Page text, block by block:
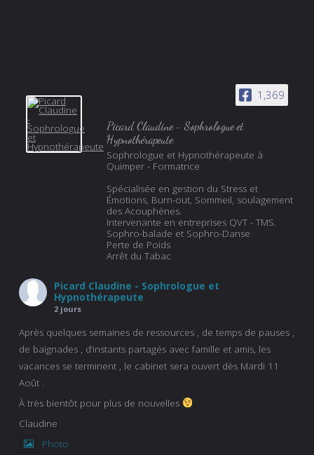
1,369
Picard Claudine - Sophrologue et
Hypnothérapeute
Sophrologue et Hypnothérapeute à
Quimper - Formatrice
Spécialisée en gestion du Stress et
Émotions, Burn-out, Sommeil, soulagement
des Acouphènes.
Intervenante en entreprises QVT - TMS.
Sophro-balade et Sophro-Danse
Perte de Poids
Arrêt du Tabac
Picard Claudine - Sophrologue et
Hypnothérapeute
2 jours
Après quelques semaines de ressources , de temps de pauses ,
de baignades , d’instants partagés avec famille et amis, les
vacances se terminent , le cabinet sera ouvert dès Mardi 11
Août .
À très bientôt pour plus de nouvelles
Claudine
Photo